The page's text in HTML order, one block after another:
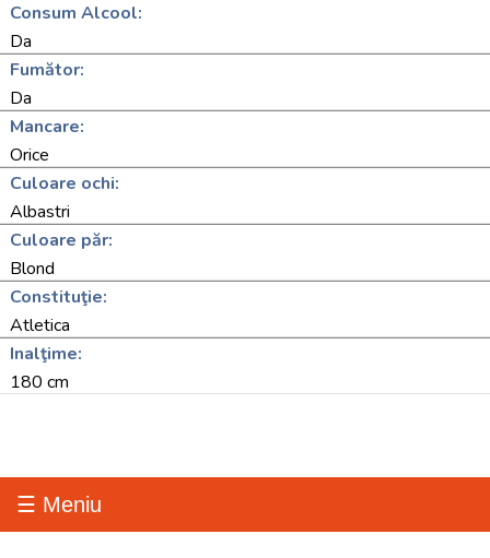
Consum Alcool:
Da
Fumător:
Da
Mancare:
Orice
Culoare ochi:
Albastri
Culoare păr:
Blond
Constituţie:
Atletica
Inalţime:
180 cm
☰ Meniu